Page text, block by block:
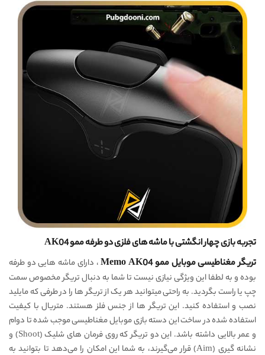
تجربه بازی چهار انگشتی با ماشه های فلزی دو طرفه ممو AK04
تریگر مغناطیسی موبایل ممو Memo AK04
، دارای ماشه هایی دو طرفه
بوده و به لطفا این ویژگی نیازی نیست تا شما به دنبال تریگر مخصوص سمت
چپ یا راست بگردید. به راحتی میتوانید هر یک از تریگر ها را در طرفی که مایلید
نصب و استفاده کنید. این تریگر ها از جنس فلز هستند. متریال با کیفیت
استفاده شده در ساخت این دسته بازی موبایل مغناطیسی موجب شده تا دوام
و عمر بالایی داشته باشد. این دو تریگر که روی فرمان های شلیک (Shoot) و
نشانه گیری (Aim) قرار می‌گیرند، به شما این امکان را می‌دهد تا بتوانید به